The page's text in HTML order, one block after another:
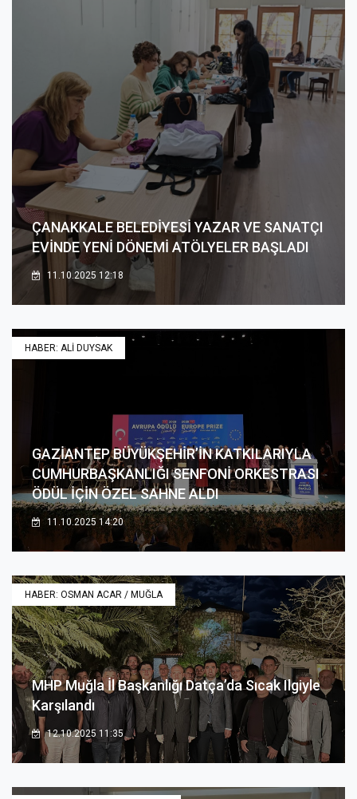
ÇANAKKALE BELEDİYESİ YAZAR VE SANATÇI
EVİNDE YENİ DÖNEMİ ATÖLYELER BAŞLADI
11.10.2025 12:18
HABER: ALİ DUYSAK
GAZİANTEP BÜYÜKŞEHİR’İN KATKILARIYLA
CUMHURBAŞKANLIĞI SENFONİ ORKESTRASI
ÖDÜL İÇİN ÖZEL SAHNE ALDI
11.10.2025 14:20
HABER: OSMAN ACAR / MUĞLA
MHP Muğla İl Başkanlığı Datça’da Sıcak Ilgiyle
Karşılandı
12.10.2025 11:35